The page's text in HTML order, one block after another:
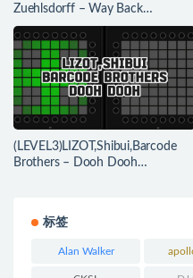
Zuehlsdorff – Way Back
Launchpad 工程下载
(LEVEL3)LIZOT,Shibui,Barcode
Brothers – Dooh Dooh
标签
Alan Walker